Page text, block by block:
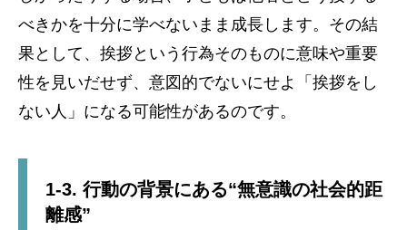
べきかを十分に学べないまま成長します。その結
果として、挨拶という行為そのものに意味や重要
性を見いだせず、意図的でないにせよ「挨拶をし
ない人」になる可能性があるのです。
1-3. 行動の背景にある“無意識の社会的距
離感”